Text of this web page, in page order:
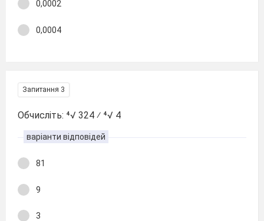
0,0002
0,0004
Запитання 3
Обчисліть: ⁴√ 324 ⁄ ⁴√ 4
варіанти відповідей
81
9
3